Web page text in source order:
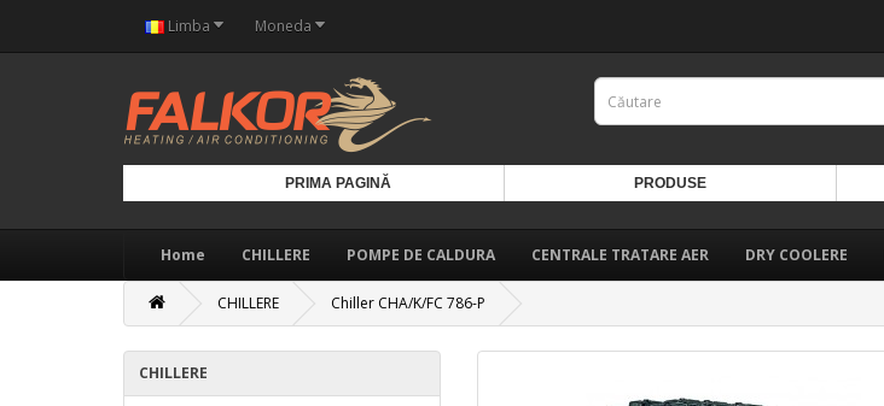
Limba Moneda
PRIMA PAGINĂ PRODUSE
Home CHILLERE POMPE DE CALDURA CENTRALE TRATARE AER DRY COOLERE
CHILLERE Chiller CHA/K/FC 786-P
CHILLERE